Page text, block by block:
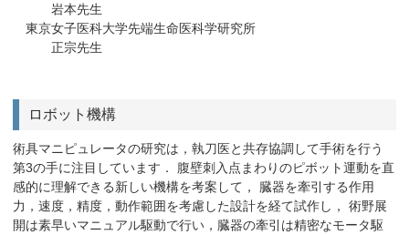
岩本先生
東京女子医科大学先端生命医科学研究所
正宗先生
ロボット機構
術具マニピュレータの研究は，執刀医と共存協調して手術を行う
第3の手に注目しています． 腹壁刺入点まわりのピボット運動を直
感的に理解できる新しい機構を考案して， 臓器を牽引する作用
力，速度，精度，動作範囲を考慮した設計を経て試作し， 術野展
開は素早いマニュアル駆動で行い，臓器の牽引は精密なモータ駆